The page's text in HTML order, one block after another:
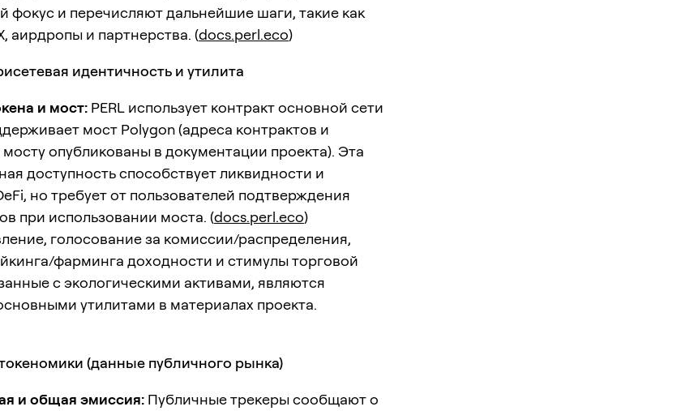
фокус и перечисляют дальнейшие шаги, такие как
аирдропы и партнерства. (docs.perl.eco)
идентичность и утилита
и мост: PERL использует контракт основной сети
мост Polygon (адреса контрактов и
опубликованы в документации проекта). Эта
доступность способствует ликвидности и
но требует от пользователей подтверждения
при использовании моста. (docs.perl.eco)
голосование за комиссии/распределения,
фарминга доходности и стимулы торговой
с экологическими активами, являются
утилитами в материалах проекта.
(данные публичного рынка)
и общая эмиссия: Публичные трекеры сообщают о